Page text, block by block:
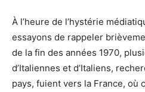
À l’heure de l’hystérie
essayons de rappeler
de la fin des années 1970,
d’Italiennes et d’Italiens,
pays, fuient vers la France, où